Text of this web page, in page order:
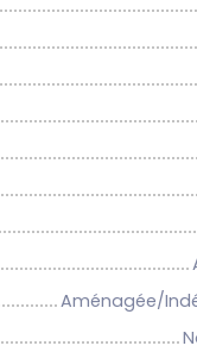
Aménagée/